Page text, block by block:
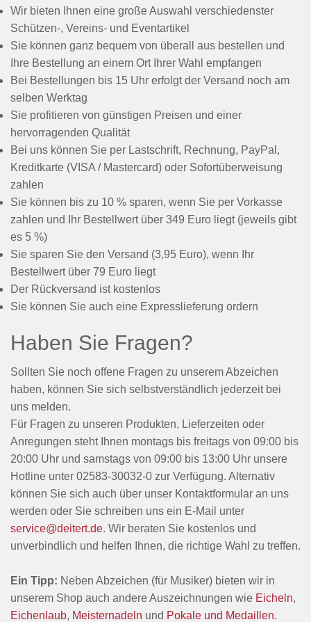
Wir bieten Ihnen eine große Auswahl verschiedenster
Schützen-, Vereins- und Eventartikel
Sie können ganz bequem von überall aus bestellen und
Ihre Bestellung an einem Ort Ihrer Wahl empfangen
Bei Bestellungen bis 15 Uhr erfolgt der Versand noch am
selben Werktag
Sie profitieren von günstigen Preisen und einer
hervorragenden Qualität
Bei uns können Sie per Lastschrift, Rechnung, PayPal,
Kreditkarte (VISA / Mastercard) oder Sofortüberweisung
zahlen
Sie können bis zu 10 % sparen, wenn Sie per Vorkasse
zahlen und Ihr Bestellwert über 349 Euro liegt (jeweils gibt
es 5 %)
Sie sparen Sie den Versand (3,95 Euro), wenn Ihr
Bestellwert über 79 Euro liegt
Der Rückversand ist kostenlos
Sie können Sie auch eine Expresslieferung ordern
Haben Sie Fragen?
Sollten Sie noch offene Fragen zu unserem Abzeichen
haben, können Sie sich selbstverständlich jederzeit bei
uns melden.
Für Fragen zu unseren Produkten, Lieferzeiten oder
Anregungen steht Ihnen montags bis freitags von 09:00 bis
20:00 Uhr und samstags von 09:00 bis 13:00 Uhr unsere
Hotline unter 02583-30032-0 zur Verfügung. Alternativ
können Sie sich auch über unser Kontaktformular an uns
werden oder Sie schreiben uns ein E-Mail unter
service@deitert.de. Wir beraten Sie kostenlos und
unverbindlich und helfen Ihnen, die richtige Wahl zu treffen.
Ein Tipp: Neben Abzeichen (für Musiker) bieten wir in
unserem Shop auch andere Auszeichnungen wie Eicheln,
Eichenlaub, Meisternadeln und Pokale und Medaillen.